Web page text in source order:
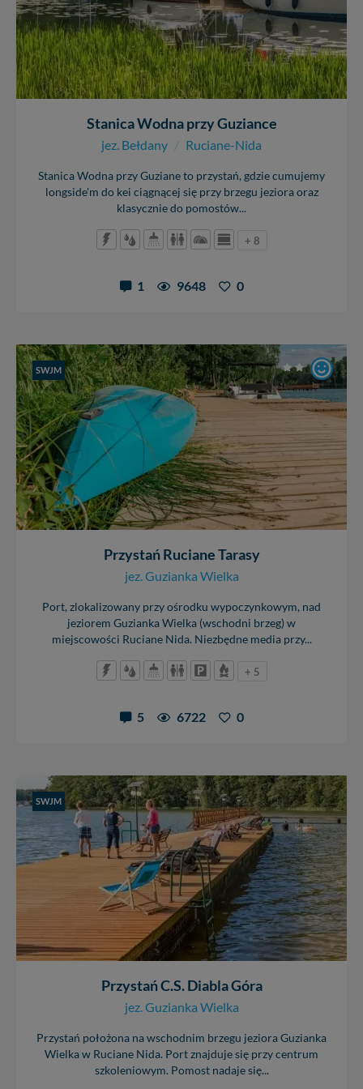
Stanica Wodna przy Guziance
jez. Bełdany / Ruciane-Nida
Stanica Wodna przy Guziane to przystań, gdzie cumujemy
longside'm do kei ciągnącej się przy brzegu jeziora oraz
klasycznie do pomostów...
+ 8
1 9648 0
SWJM
Przystań Ruciane Tarasy
jez. Guzianka Wielka
Port, zlokalizowany przy ośrodku wypoczynkowym, nad
jeziorem Guzianka Wielka (wschodni brzeg) w
miejscowości Ruciane Nida. Niezbędne media przy...
+ 5
5 6722 0
SWJM
Przystań C.S. Diabla Góra
jez. Guzianka Wielka
Przystań położona na wschodnim brzegu jeziora Guzianka
Wielka w Ruciane Nida. Port znajduje się przy centrum
szkoleniowym. Pomost nadaje się...
W każdej chwili możesz: zażądać dostępu do swoich
danych, zażądać ich poprawienia lub usunięcia,
zabronić ich przetwarzania. Pamiętaj jednak, że nie
zawsze jest możliwe techniczne zrealizowanie Twoich
praw w odniesieniu do informacji zawartych w plikach
cookies. Twoja przeglądarka umożliwia Ci skasowanie
zrobić za Ciebie.
Dziękujemy, i życzmy miłego odkrywania Mazur na